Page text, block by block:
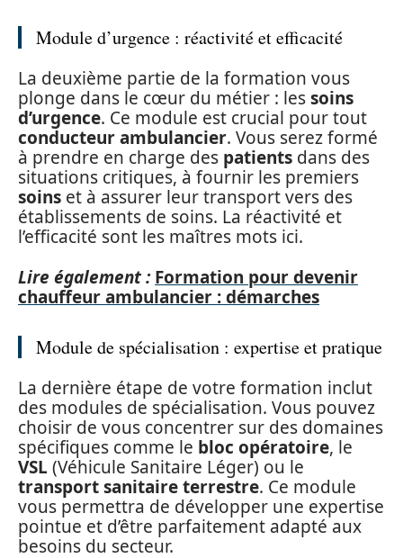
Module d’urgence : réactivité et efficacité
La deuxième partie de la formation vous
plonge dans le cœur du métier : lessoins
d’urgence. Ce module est crucial pour tout
conducteur ambulancier. Vous serez formé
à prendre en charge des patients dans des
situations critiques, à fournir les premiers
soins et à assurer leur transport vers des
établissements de soins. La réactivité et
l’efficacité sont les maîtres mots ici.
Lire également : Formation pour devenir
chauffeur ambulancier : démarches
Module de spécialisation : expertise et pratique
La dernière étape de votre formation inclut
des modules de spécialisation. Vous pouvez
choisir de vous concentrer sur des domaines
spécifiques comme le bloc opératoire, le
VSL (Véhicule Sanitaire Léger) ou le
transport sanitaire terrestre. Ce module
vous permettra de développer une expertise
pointue et d’être parfaitement adapté aux
besoins du secteur.